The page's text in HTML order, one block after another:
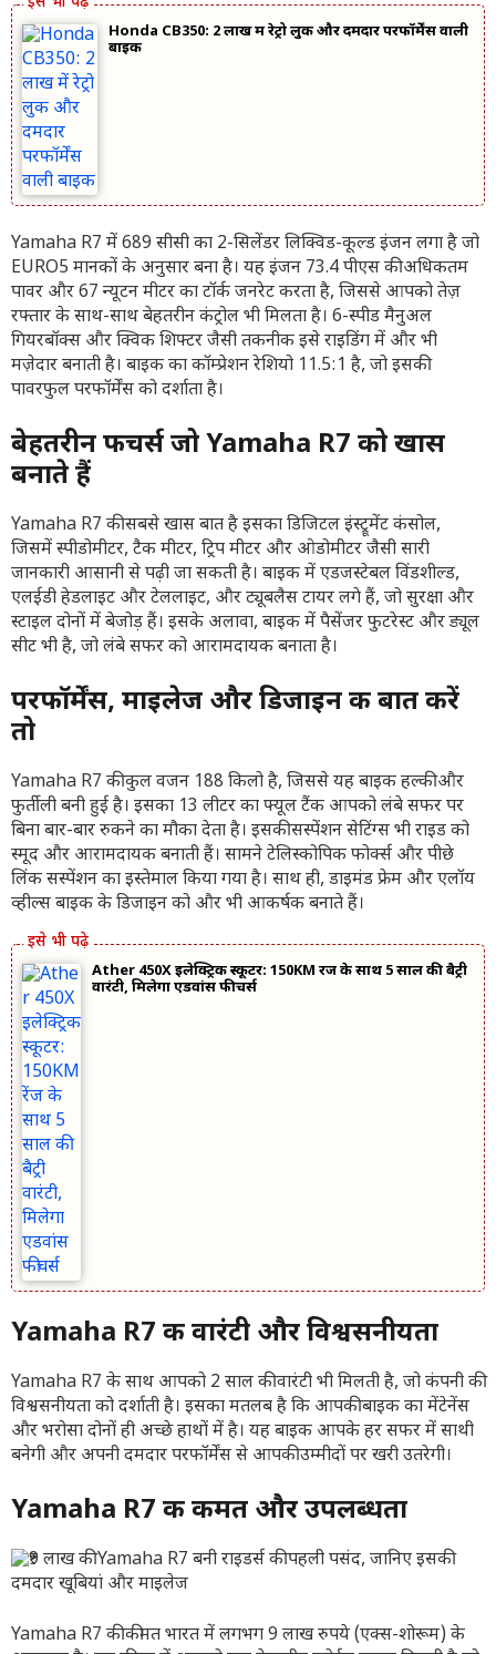
Honda CB350: 2 लाख में रेट्रो लुक और दमदार परफॉर्मेंस वाली
बाइक
Yamaha R7 में 689 सीसी का 2-सिलेंडर लिक्विड-कूल्ड इंजन लगा है जो
EURO5 मानकों के अनुसार बना है। यह इंजन 73.4 पीएस की अधिकतम
पावर और 67 न्यूटन मीटर का टॉर्क जनरेट करता है, जिससे आपको तेज़
रफ्तार के साथ-साथ बेहतरीन कंट्रोल भी मिलता है। 6-स्पीड मैनुअल
गियरबॉक्स और क्विक शिफ्टर जैसी तकनीक इसे राइडिंग में और भी
मज़ेदार बनाती है। बाइक का कॉम्प्रेशन रेशियो 11.5:1 है, जो इसकी
पावरफुल परफॉर्मेंस को दर्शाता है।
बेहतरीन फीचर्स जो Yamaha R7 को खास
बनाते हैं
Yamaha R7 की सबसे खास बात है इसका डिजिटल इंस्ट्रूमेंट कंसोल,
जिसमें स्पीडोमीटर, टैक मीटर, ट्रिप मीटर और ओडोमीटर जैसी सारी
जानकारी आसानी से पढ़ी जा सकती है। बाइक में एडजस्टेबल विंडशील्ड,
एलईडी हेडलाइट और टेललाइट, और ट्यूबलैस टायर लगे हैं, जो सुरक्षा और
स्टाइल दोनों में बेजोड़ हैं। इसके अलावा, बाइक में पैसेंजर फुटरेस्ट और ड्यूल
सीट भी है, जो लंबे सफर को आरामदायक बनाता है।
परफॉर्मेंस, माइलेज और डिजाइन की बात करें
तो
Yamaha R7 की कुल वजन 188 किलो है, जिससे यह बाइक हल्की और
फुर्तीली बनी हुई है। इसका 13 लीटर का फ्यूल टैंक आपको लंबे सफर पर
बिना बार-बार रुकने का मौका देता है। इसकी सस्पेंशन सेटिंग्स भी राइड को
स्मूद और आरामदायक बनाती हैं। सामने टेलिस्कोपिक फोर्क्स और पीछे
लिंक सस्पेंशन का इस्तेमाल किया गया है। साथ ही, डाइमंड फ्रेम और एलॉय
व्हील्स बाइक के डिजाइन को और भी आकर्षक बनाते हैं।
Ather 450X इलेक्ट्रिक स्कूटर: 150KM रेंज के साथ 5 साल की बैट्री
वारंटी, मिलेगा एडवांस फीचर्स
Yamaha R7 की वारंटी और विश्वसनीयता
Yamaha R7 के साथ आपको 2 साल की वारंटी भी मिलती है, जो कंपनी की
विश्वसनीयता को दर्शाती है। इसका मतलब है कि आपकी बाइक का मेंटेनेंस
और भरोसा दोनों ही अच्छे हाथों में है। यह बाइक आपके हर सफर में साथी
बनेगी और अपनी दमदार परफॉर्मेंस से आपकी उम्मीदों पर खरी उतरेगी।
Yamaha R7 की कीमत और उपलब्धता
Yamaha R7 की कीमत भारत में लगभग 9 लाख रुपये (एक्स-शोरूम) के